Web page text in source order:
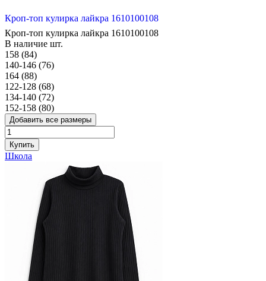
Кроп-топ кулирка лайкра 1610100108
Кроп-топ кулирка лайкра 1610100108
В наличие шт.
158 (84)
140-146 (76)
164 (88)
122-128 (68)
134-140 (72)
152-158 (80)
Добавить все размеры
Купить
Школа